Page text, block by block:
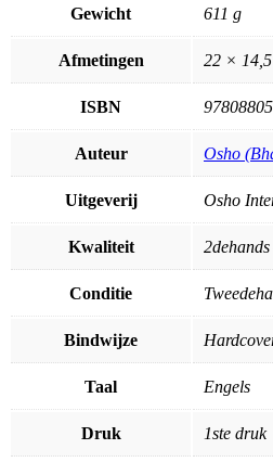
Gewicht 611 g
Afmetingen 22 ×
ISBN
Auteur Osho
Uitgeverij Osho
Kwaliteit
Conditie
Bindwijze
Taal Engels
Druk 1ste druk